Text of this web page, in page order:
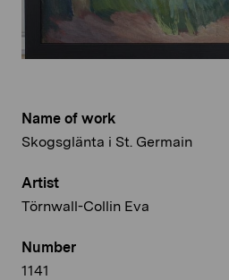
Name of work
Skogsglänta i St. Germain
Artist
Törnwall-Collin Eva
Number
1141